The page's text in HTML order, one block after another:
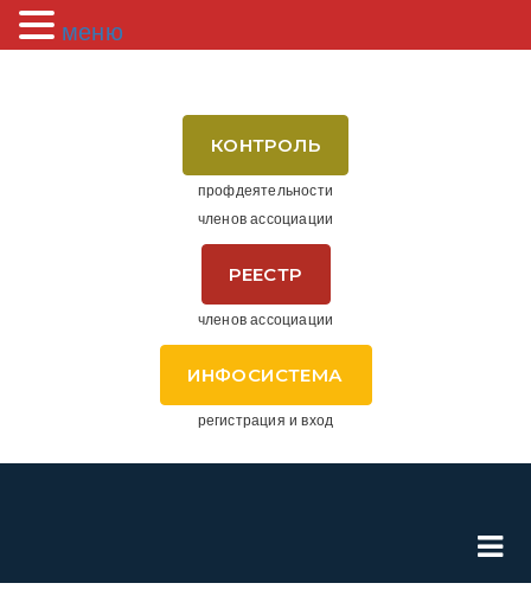
КОНТРОЛЬ
профдеятельности
членов ассоциации
РЕЕСТР
членов ассоциации
ИНФОСИСТЕМА
регистрация и вход
меню